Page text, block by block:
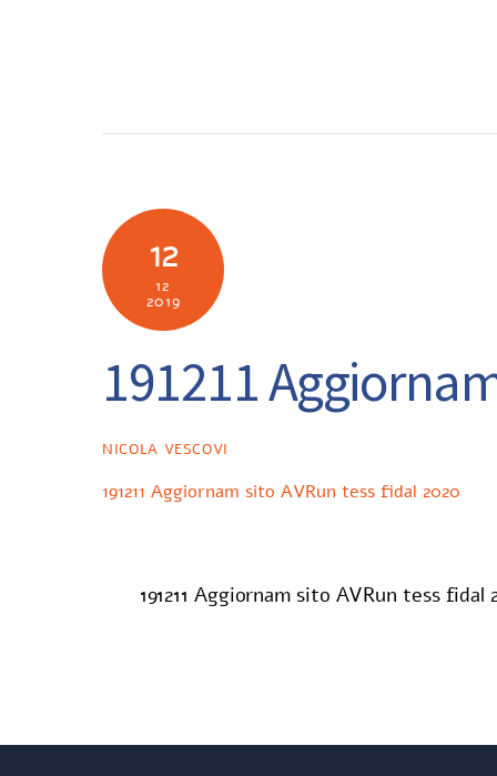
12
12
2019
191211
NICOLA VESCOVI
191211 Aggiornam sito AVRun tess fidal 2020
191211 Aggiornam sito AVRun tess fidal